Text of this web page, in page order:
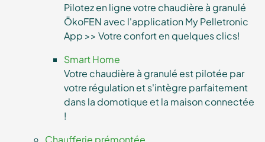
Pilotez en ligne votre chaudière à granulé
ÖkoFEN avec l'application My Pelletronic
App >> Votre confort en quelques clics!
Smart Home
Votre chaudière à granulé est pilotée par
votre régulation et s'intègre parfaitement
dans la domotique et la maison connectée
!
Chaufferie prémontée